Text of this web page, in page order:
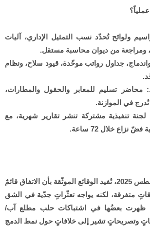
ولوائح تُحدّد نسب التمثيل الإداري، آليات
ومراجعة من ديوان محاسبة مستقل.
جداول رواتب موحّدة، قيود سلاح، ونظام
محاضر تسليم للمعابر والحقول والمطارات،
في الموازنة.
لجنة تنفيذية مشتركة تنشر تقارير شهرية، مع
نزاع خلال 72 ساعة.
حتى تاريخ 20 آب/أغسطس 2025، تُفيد الوقائع الموثّقة بأن الاتفاق قائمٌ
متفرقة، لكنه يواجه تعثّراتٍ جدّية في الشق
ظهرت بعضُها في اشتباكات حلب مطلع آب/
وتصريحاتٍ تشير إلى خلافاتٍ حول نمط الدمج